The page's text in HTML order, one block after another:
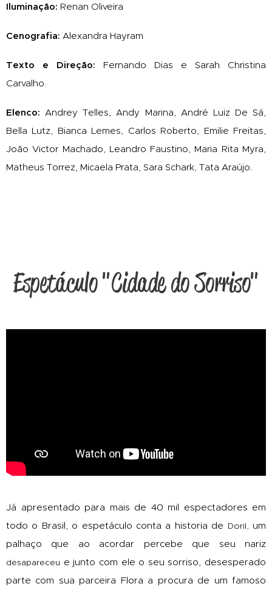
Iluminação: Renan Oliveira
Cenografia: Alexandra Hayram
Texto e Direção: Fernando Dias e Sarah Christina
Carvalho.
Elenco:Andrey Telles, Andy Marina, André Luiz De Sá,
Bella Lutz, Bianca Lemes, Carlos Roberto, Emilie Freitas,
João Victor Machado, Leandro Faustino, Maria Rita Myra,
Matheus Torrez, Micaela Prata, Sara Schark, Tata Araújo.
Espetáculo "Cidade do Sorriso"
Já apresentado para mais de 40 mil espectadores em
todo o Brasil, o espetáculo conta a historia de Doril, um
palhaço que ao acordar percebe que seu nariz
desapareceu e junto com ele o seu sorriso, desesperado
parte com sua parceira Flora a procura de um famoso